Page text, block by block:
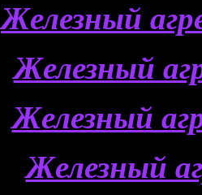
Железный
Железный
Железный
Железный